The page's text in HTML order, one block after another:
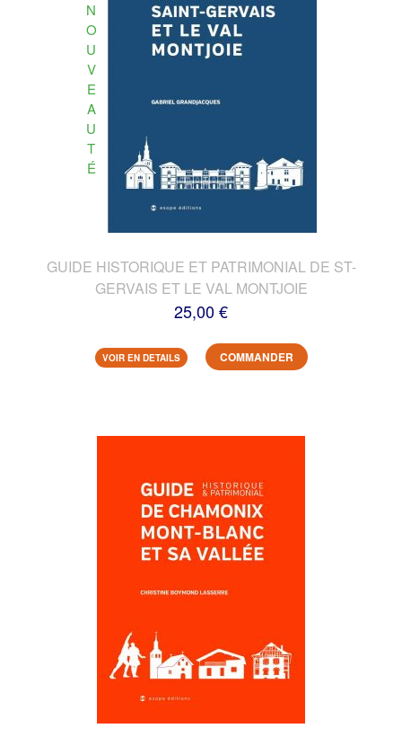
N
O
U
V
E
A
U
T
É
GUIDE HISTORIQUE ET PATRIMONIAL DE ST-
GERVAIS ET LE VAL MONTJOIE
25,00 €
VOIR EN DETAILS COMMANDER